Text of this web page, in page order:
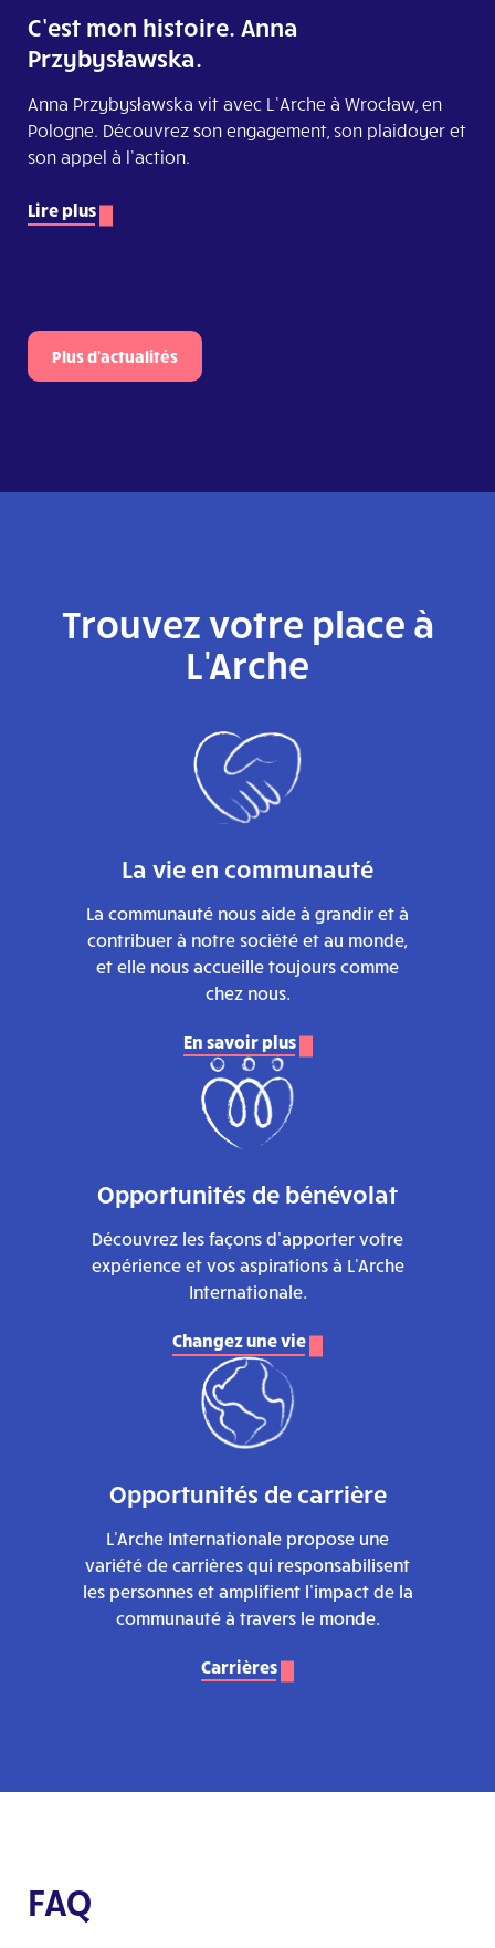
C’est mon histoire. Anna
Przybysławska.
Anna Przybysławska vit avec L’Arche à Wrocław, en
Pologne. Découvrez son engagement, son plaidoyer et
son appel à l’action.
Lire plus
Plus d'actualités
Trouvez votre place à
L'Arche
La vie en communauté
La communauté nous aide à grandir et à
contribuer à notre société et au monde,
et elle nous accueille toujours comme
chez nous.
En savoir plus
Opportunités de bénévolat
Découvrez les façons d’apporter votre
expérience et vos aspirations à L'Arche
Internationale.
Changez une vie
Opportunités de carrière
L'Arche Internationale propose une
variété de carrières qui responsabilisent
les personnes et amplifient l’impact de la
communauté à travers le monde.
Carrières
FAQ